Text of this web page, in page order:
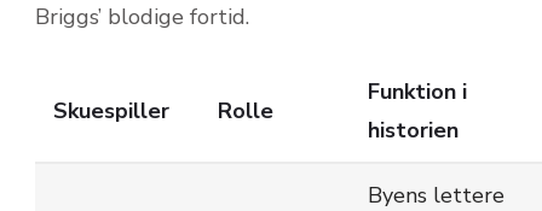
Briggs’ blodige fortid.
Skuespiller Rolle
Funktion i
historien
Byens lettere